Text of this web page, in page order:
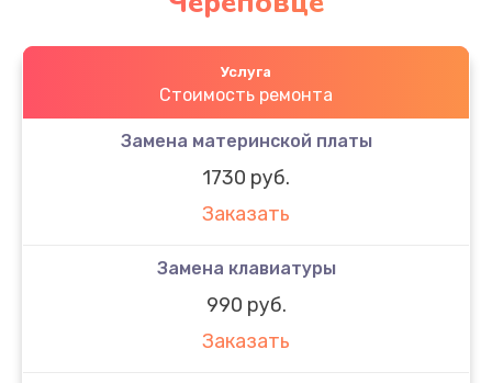
Услуга
Стоимость ремонта
Замена материнской платы
1730 руб.
Заказать
Замена клавиатуры
990 руб.
Заказать